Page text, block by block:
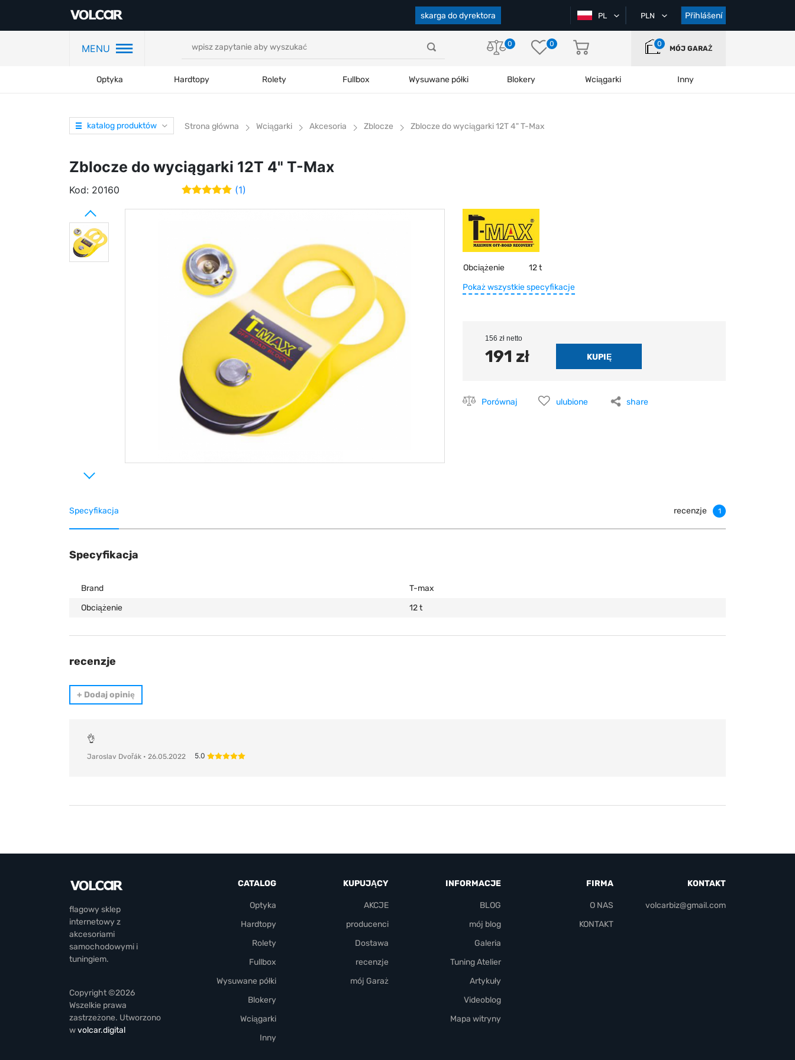
skarga do dyrektora PL PLN Přihlášení
MENU 0 0 0
MÓJ GARAŻ
Optyka Hardtopy Rolety Fullbox Wysuwane półki Blokery Wciągarki Inny
katalog produktów Strona główna Wciągarki Akcesoria Zblocze Zblocze do wyciągarki 12T 4" T-Max
Zblocze do wyciągarki 12T 4" T-Max
Kod: 20160 (1)
Obciążenie
12 t
Pokaż wszystkie specyfikacje
156 zł netto
191 zł
Porównaj ulubione share
Specyfikacja recenzje 1
Specyfikacja
Brand
T-max
Obciążenie
12 t
recenzje
+ Dodaj opinię
👌
Jaroslav Dvořák • 26.05.2022 5.0
flagowy sklep
internetowy z
akcesoriami
samochodowymi i
tuningiem.
Copyright ©2026
Wszelkie prawa
zastrzeżone. Utworzono
wvolcar.digital
CATALOG
Optyka
Hardtopy
Rolety
Fullbox
Wysuwane półki
Blokery
Wciągarki
Inny
KUPUJĄCY
AKCJE
producenci
Dostawa
recenzje
mój Garaż
INFORMACJE
BLOG
mój blog
Galeria
Tuning Atelier
Artykuły
Videoblog
Mapa witryny
FIRMA
O NAS
KONTAKT
KONTAKT
volcarbiz@gmail.com